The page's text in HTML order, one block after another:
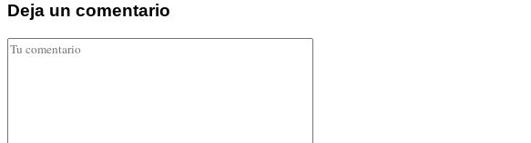
Deja un comentario